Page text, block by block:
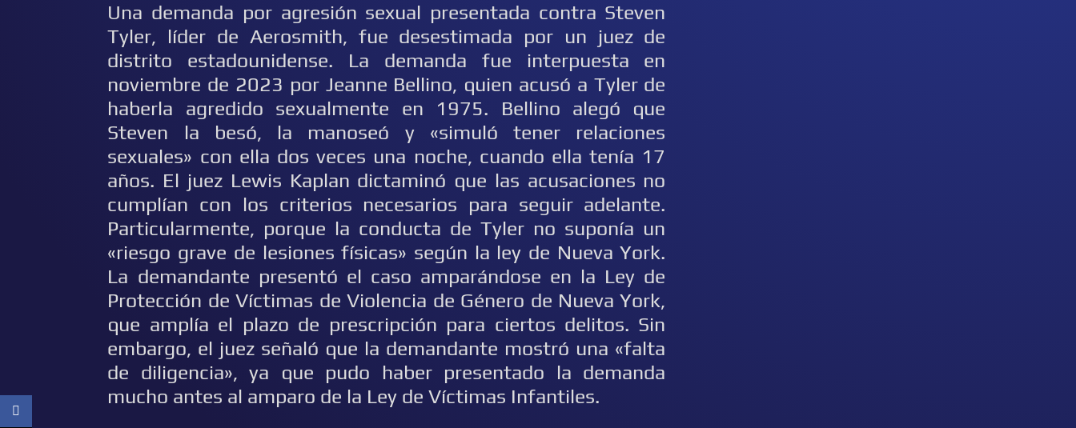
Una demanda por agresión sexual presentada contra Steven
Tyler, líder de Aerosmith, fue desestimada por un juez de
distrito estadounidense. La demanda fue interpuesta en
noviembre de 2023 por Jeanne Bellino, quien acusó a Tyler de
haberla agredido sexualmente en 1975. Bellino alegó que
Steven la besó, la manoseó y «simuló tener relaciones
sexuales» con ella dos veces una noche, cuando ella tenía 17
años. El juez Lewis Kaplan dictaminó que las acusaciones no
cumplían con los criterios necesarios para seguir adelante.
Particularmente, porque la conducta de Tyler no suponía un
«riesgo grave de lesiones físicas» según la ley de Nueva York.
La demandante presentó el caso amparándose en la Ley de
Protección de Víctimas de Violencia de Género de Nueva York,
que amplía el plazo de prescripción para ciertos delitos. Sin
embargo, el juez señaló que la demandante mostró una «falta
de diligencia», ya que pudo haber presentado la demanda
mucho antes al amparo de la Ley de Víctimas Infantiles.